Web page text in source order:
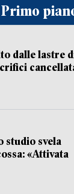
Primo
dalle lastre
studio svela
«Attivata